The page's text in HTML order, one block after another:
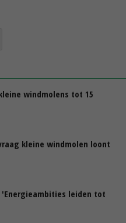
windmolens tot 15
kleine windmolen loont
'Energieambities leiden tot